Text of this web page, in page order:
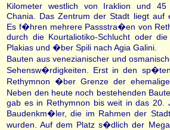
Kilometer westlich von Iraklion und
Chania. Das Zentrum der Stadt liegt auf
Es f�hren mehrere Passstra�en von
durch die Kourtaliotiko-Schlucht oder
Plakias und �ber Spili nach Agia Galini.
Bauten aus venezianischer und
Sehensw�rdigkeiten. Erst in den
Rethymnon �ber Grenze der
Neben den heute noch bestehenden
gab es in Rethymnon bis weit in das 20.
Baudenkm�ler, die im Rahmen der
wurden. Auf dem Platz s�dlich der